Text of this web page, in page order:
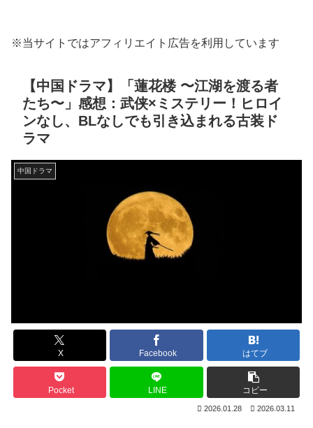
※当サイトではアフィリエイト広告を利用しています
【中国ドラマ】「蓮花楼 〜江湖を渡る者
たち〜」感想：武侠×ミステリー！ヒロイ
ンなし、BLなしでも引き込まれる古装ド
ラマ
中国ドラマ
X Facebook はてブ
Pocket LINE コピー
2026.01.28 2026.03.11